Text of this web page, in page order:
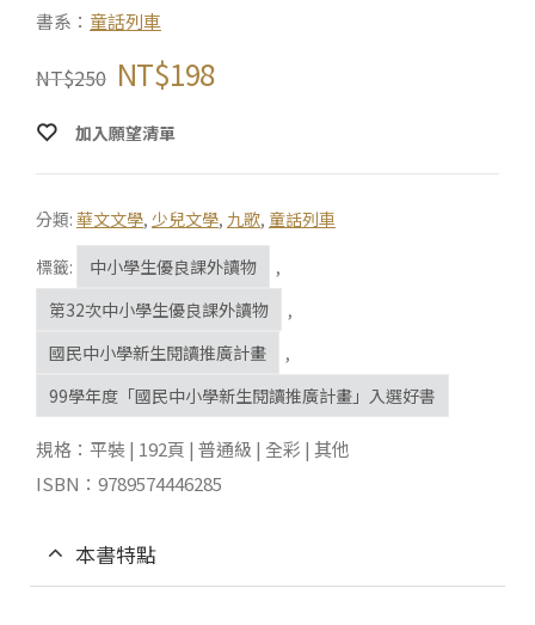
書系： 童話列車
NT$250 NT$198
加入願望清單
分類: 華文文學, 少兒文學, 九歌, 童話列車
標籤:
中小學生優良課外讀物
,
第32次中小學生優良課外讀物
,
國民中小學新生閱讀推廣計畫
,
99學年度「國民中小學新生閱讀推廣計畫」入選好書
規格：平裝 | 192頁 | 普通級 | 全彩 | 其他
ISBN：9789574446285
本書特點